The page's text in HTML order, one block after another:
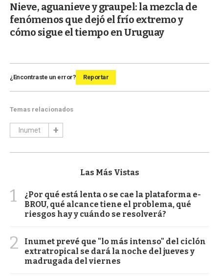
Nieve, aguanieve y graupel: la mezcla de
fenómenos que dejó el frío extremo y
cómo sigue el tiempo en Uruguay
¿Encontraste un error? Reportar
Temas relacionados
Inumet
Las Más Vistas
1
¿Por qué está lenta o se cae la plataforma e-
BROU, qué alcance tiene el problema, qué
riesgos hay y cuándo se resolverá?
2
Inumet prevé que "lo más intenso" del ciclón
extratropical se dará la noche del jueves y
madrugada del viernes